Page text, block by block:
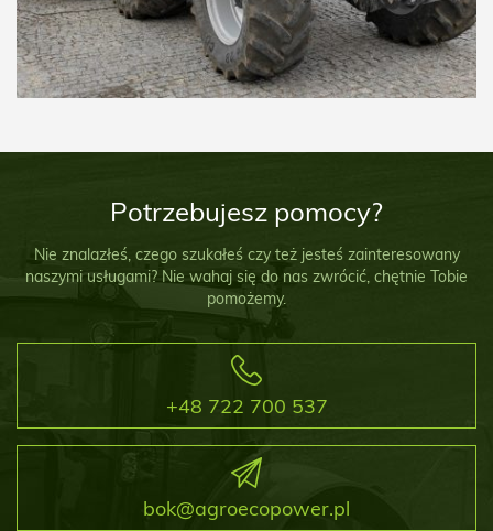
Potrzebujesz pomocy?
Nie znalazłeś, czego szukałeś czy też jesteś zainteresowany
naszymi usługami? Nie wahaj się do nas zwrócić, chętnie Tobie
pomożemy.
+48 722 700 537
bok@agroecopower.pl